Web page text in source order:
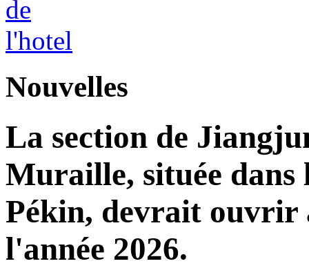
Nouvelles
La section de
Muraille, située
Pékin, devrait ouvrir
l'année 2026.